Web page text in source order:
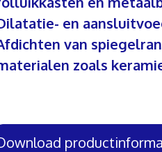
en
van
zoals